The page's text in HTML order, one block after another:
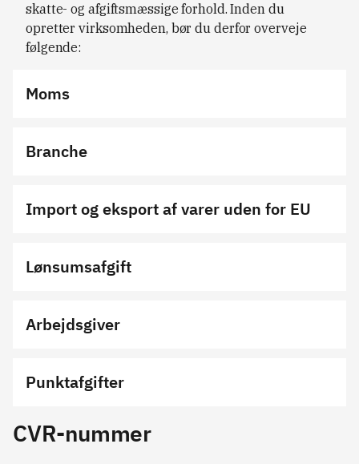
skatte- og afgiftsmæssige forhold. Inden du
opretter virksomheden, bør du derfor overveje
følgende:
Moms
Branche
Import og eksport af varer uden for EU
Lønsumsafgift
Arbejdsgiver
Punktafgifter
CVR-nummer